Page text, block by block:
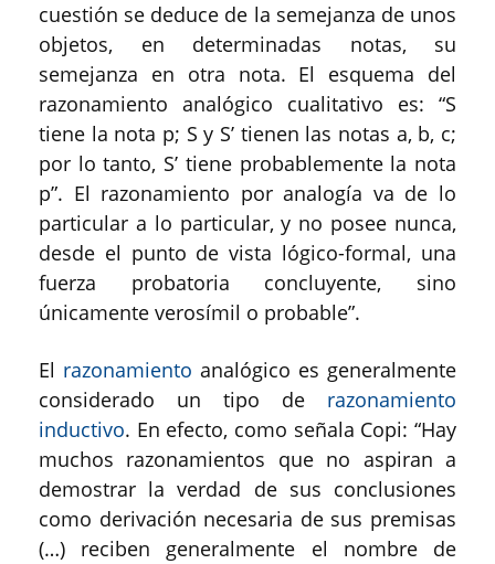
cuestión se deduce de la semejanza de unos
objetos, en determinadas notas, su
semejanza en otra nota. El esquema del
razonamiento analógico cualitativo es: “S
tiene la nota p; S y S’ tienen las notas a, b, c;
por lo tanto, S’ tiene probablemente la nota
p”. El razonamiento por analogía va de lo
particular a lo particular, y no posee nunca,
desde el punto de vista lógico-formal, una
fuerza probatoria concluyente, sino
únicamente verosímil o probable”.
El razonamiento analógico es generalmente
considerado un tipo de razonamiento
inductivo. En efecto, como señala Copi: “Hay
muchos razonamientos que no aspiran a
demostrar la verdad de sus conclusiones
como derivación necesaria de sus premisas
(…) reciben generalmente el nombre de